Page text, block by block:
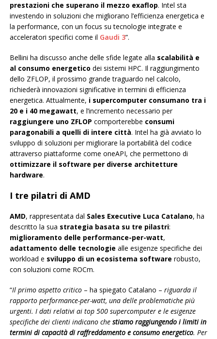
prestazioni che superano il mezzo exaflop. Intel sta
investendo in soluzioni che migliorano l’efficienza energetica e
la performance, con un focus su tecnologie integrate e
acceleratori specifici come il Gaudi 3”.
Bellini ha discusso anche delle sfide legate alla scalabilità e
al consumo energetico dei sistemi HPC. Il raggiungimento
dello ZFLOP, il prossimo grande traguardo nel calcolo,
richiederà innovazioni significative in termini di efficienza
energetica. Attualmente, i supercomputer consumano tra i
20 e i 40 megawatt, e l’incremento necessario per
raggiungere uno ZFLOP comporterebbe consumi
paragonabili a quelli di intere città. Intel ha già avviato lo
sviluppo di soluzioni per migliorare la portabilità del codice
attraverso piattaforme come oneAPI, che permettono di
ottimizzare il software per diverse architetture
hardware.
I tre pilatri di AMD
AMD, rappresentata dal Sales Executive Luca Catalano, ha
descritto la sua strategia basata su tre pilastri:
miglioramento delle performance-per-watt,
adattamento delle tecnologie alle esigenze specifiche dei
workload e sviluppo di un ecosistema software robusto,
con soluzioni come ROCm.
“Il primo aspetto critico – ha spiegato Catalano – riguarda il
rapporto performance-per-watt, una delle problematiche più
urgenti. I dati relativi ai top 500 supercomputer e le esigenze
specifiche dei clienti indicano che stiamo raggiungendo i limiti in
termini di capacità di raffreddamento e consumo energetico. Per